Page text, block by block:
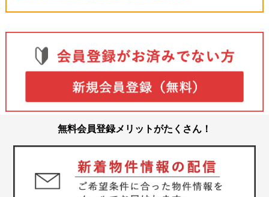
無料会員登録メリットがたくさん！